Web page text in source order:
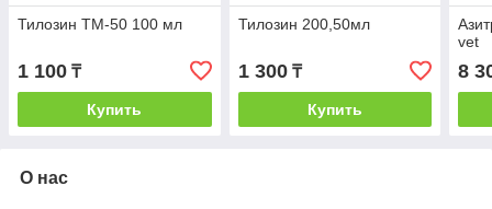
Тилозин ТМ-50 100 мл
1 100 ₸
Купить
Тилозин 200,50мл
1 300₸
Купить
vet
8
О нас